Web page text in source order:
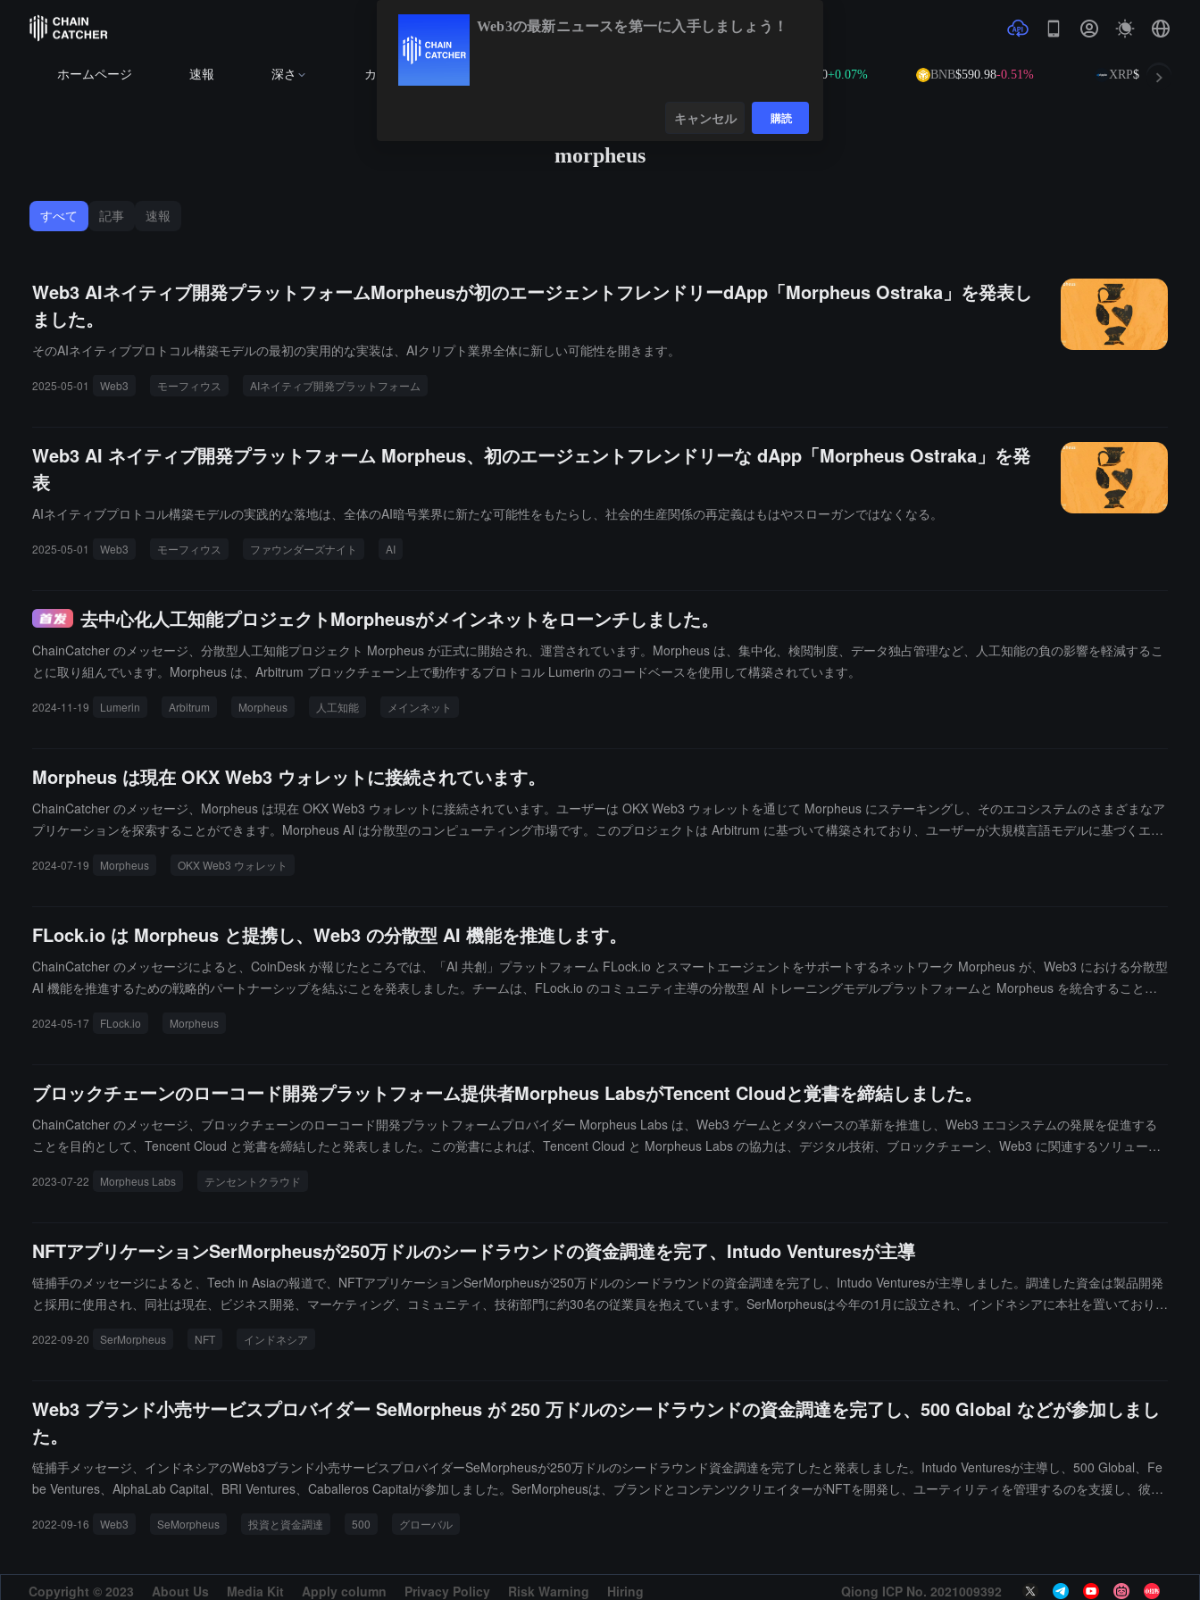
ホームページ 速報 深さ カレンダー +0.07% BNB$590.98-0.51% XRP$1.02 -2.04%
morpheus
すべて 記事 速報
Web3 AIネイティブ開発プラットフォームMorpheusが初のエージェントフレンドリーdApp「Morpheus Ostraka」を発表し
ました。
そのAIネイティブプロトコル構築モデルの最初の実用的な実装は、AIクリプト業界全体に新しい可能性を開きます。
2025-05-01 Web3 モーフィウス AIネイティブ開発プラットフォーム
Web3 AI ネイティブ開発プラットフォーム Morpheus、初のエージェントフレンドリーな dApp「Morpheus Ostraka」を発
表
AIネイティブプロトコル構築モデルの実践的な落地は、全体のAI暗号業界に新たな可能性をもたらし、社会的生産関係の再定義はもはやスローガンではなくなる。
2025-05-01 Web3 モーフィウス ファウンダーズナイト AI
去中心化人工知能プロジェクトMorpheusがメインネットをローンチしました。
ChainCatcher のメッセージ、分散型人工知能プロジェクト Morpheus が正式に開始され、運営されています。Morpheus は、集中化、検閲制度、データ独占管理など、人工知能の負の影響を軽減するこ
とに取り組んでいます。Morpheus は、Arbitrum ブロックチェーン上で動作するプロトコル Lumerin のコードベースを使用して構築されています。
2024-11-19 Lumerin Arbitrum Morpheus 人工知能 メインネット
Morpheus は現在 OKX Web3 ウォレットに接続されています。
ChainCatcher のメッセージ、Morpheus は現在 OKX Web3 ウォレットに接続されています。ユーザーは OKX Web3 ウォレットを通じて Morpheus にステーキングし、そのエコシステムのさまざまなア
プリケーションを探索することができます。Morpheus AI は分散型のコンピューティング市場です。このプロジェクトは Arbitrum に基づいて構築されており、ユーザーが大規模言語モデルに基づくエー
ューティング提供者、stETH ステーキング者、プロトコル開発者、コミュニティ API オペレーターなどの多様な参加者にインセンティブメカニズムを提供します。報告によると、OKX Web3 ウォレット
2024-07-19 Morpheus OKX Web3 ウォレット
FLock.io は Morpheus と提携し、Web3 の分散型 AI 機能を推進します。
ChainCatcher のメッセージによると、CoinDesk が報じたところでは、「AI 共創」プラットフォーム FLock.io とスマートエージェントをサポートするネットワーク Morpheus が、Web3 における分散型
AI 機能を推進するための戦略的パートナーシップを結ぶことを発表しました。チームは、FLock.io のコミュニティ主導の分散型 AI トレーニングモデルプラットフォームと Morpheus を統合すること
ントを Web3 ウォレットに統合することを目指しています。最終的に、この統合によりユーザーはウォレットから直接人工知能を利用し、シームレスで安全かつ直感的な取引体験を得ることができるよ
2024-05-17 FLock.io Morpheus
ブロックチェーンのローコード開発プラットフォーム提供者Morpheus LabsがTencent Cloudと覚書を締結しました。
ChainCatcher のメッセージ、ブロックチェーンのローコード開発プラットフォームプロバイダー Morpheus Labs は、Web3 ゲームとメタバースの革新を推進し、Web3 エコシステムの発展を促進する
ことを目的として、Tencent Cloud と覚書を締結したと発表しました。この覚書によれば、Tencent Cloud と Morpheus Labs の協力は、デジタル技術、ブロックチェーン、Web3 に関連するソリューシ
企業にサービスを提供し、それぞれの市場の成長を加速させることを目指しています。（出典リンク）
2023-07-22 Morpheus Labs テンセントクラウド
NFTアプリケーションSerMorpheusが250万ドルのシードラウンドの資金調達を完了、Intudo Venturesが主導
链捕手のメッセージによると、Tech in Asiaの報道で、NFTアプリケーションSerMorpheusが250万ドルのシードラウンドの資金調達を完了し、Intudo Venturesが主導しました。調達した資金は製品開発
と採用に使用され、同社は現在、ビジネス開発、マーケティング、コミュニティ、技術部門に約30名の従業員を抱えています。SerMorpheusは今年の1月に設立され、インドネシアに本社を置いており、
2022-09-20 SerMorpheus NFT インドネシア
Web3 ブランド小売サービスプロバイダー SeMorpheus が 250 万ドルのシードラウンドの資金調達を完了し、500 Global などが参加しまし
た。
链捕手メッセージ、インドネシアのWeb3ブランド小売サービスプロバイダーSeMorpheusが250万ドルのシードラウンド資金調達を完了したと発表しました。Intudo Venturesが主導し、500 Global、Fe
be Ventures、AlphaLab Capital、BRI Ventures、Caballeros Capitalが参加しました。SerMorpheusは、ブランドとコンテンツクリエイターがNFTを開発し、ユーティリティを管理するのを支援し、彼ら
ことを望んでいます。（出典リンク）
2022-09-16 Web3 SeMorpheus 投資と資金調達 500 グローバル
Copyright © 2023 About Us Media Kit Apply column Privacy Policy Risk Warning Hiring Qiong ICP No. 2021009392
Web3の最新ニュースを第一に入手しましょう！
キャンセル 購読